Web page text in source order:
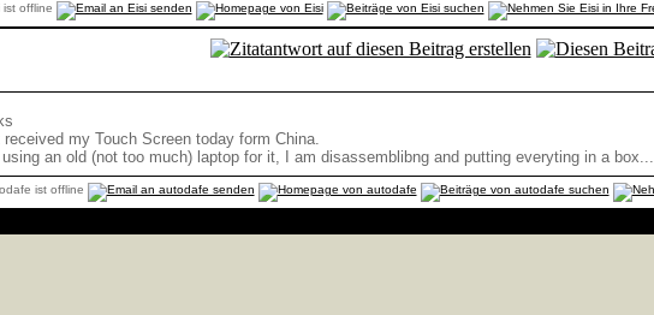
received my Touch Screen today form China.
using an old (not too much) laptop for it, I am disassemblibng and putting everyting in a box...